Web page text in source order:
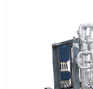
流体装卸臂